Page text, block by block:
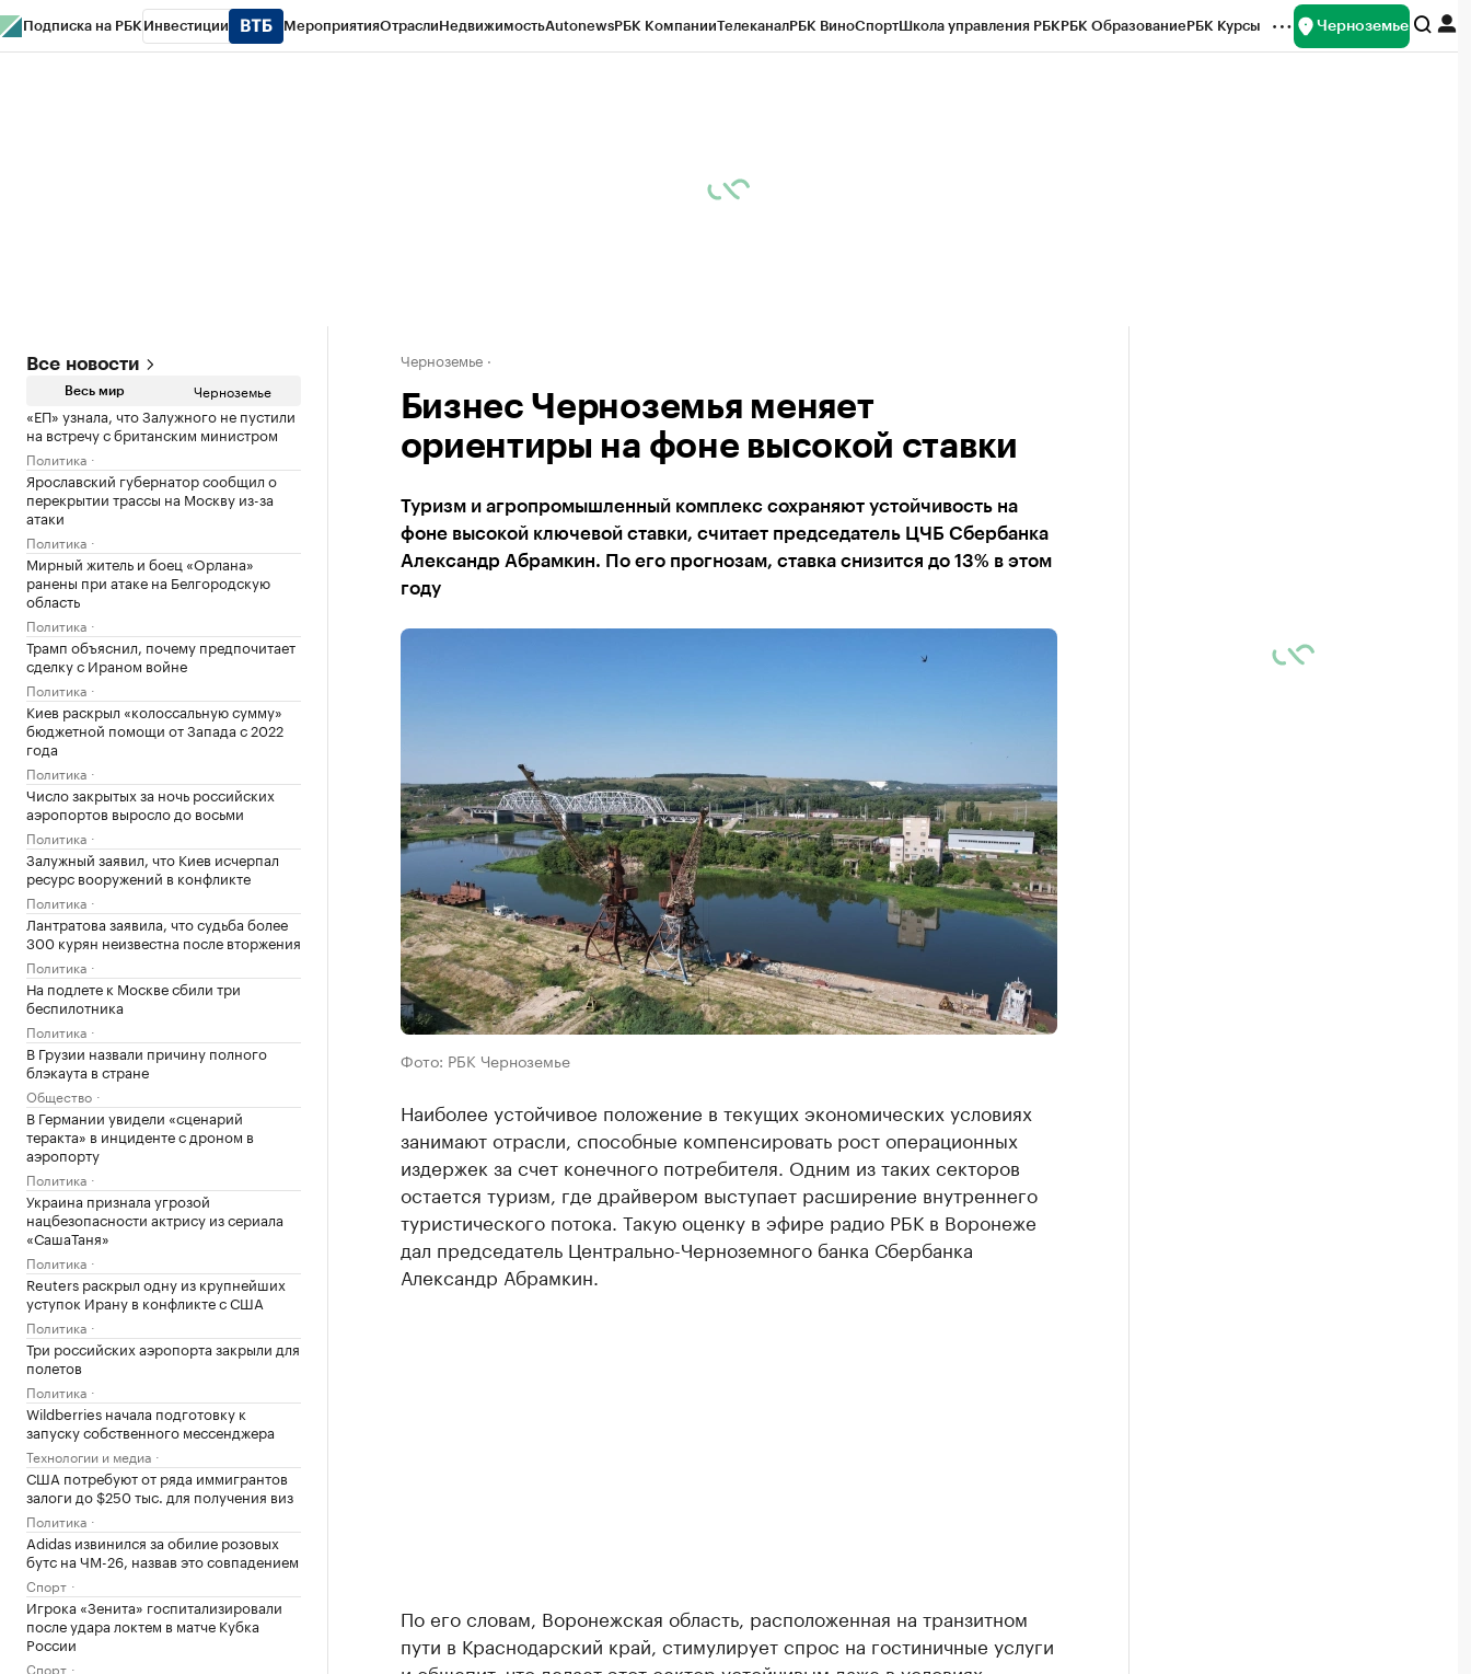
Подписка на РБК Инвестиции МероприятияОтраслиНедвижимостьAutonewsРБК КомпанииТелеканалРБК ВиноСпортШкола управления РБКРБК ОбразованиеРБК Курсы Черноземье
Все новости
Весь мир Черноземье
«ЕП» узнала, что Залужного не пустили
на встречу с британским министром
Политика
Ярославский губернатор сообщил о
перекрытии трассы на Москву из-за
атаки
Политика
Мирный житель и боец «Орлана»
ранены при атаке на Белгородскую
область
Политика
Трамп объяснил, почему предпочитает
сделку с Ираном войне
Политика
Киев раскрыл «колоссальную сумму»
бюджетной помощи от Запада с 2022
года
Политика
Число закрытых за ночь российских
аэропортов выросло до восьми
Политика
Залужный заявил, что Киев исчерпал
ресурс вооружений в конфликте
Политика
Лантратова заявила, что судьба более
300 курян неизвестна после вторжения
Политика
На подлете к Москве сбили три
беспилотника
Политика
В Грузии назвали причину полного
блэкаута в стране
Общество
В Германии увидели «сценарий
теракта» в инциденте с дроном в
аэропорту
Политика
Украина признала угрозой
нацбезопасности актрису из сериала
«СашаТаня»
Политика
Reuters раскрыл одну из крупнейших
уступок Ирану в конфликте с США
Политика
Три российских аэропорта закрыли для
полетов
Политика
Wildberries начала подготовку к
запуску собственного мессенджера
Технологии и медиа
США потребуют от ряда иммигрантов
залоги до $250 тыс. для получения виз
Политика
Adidas извинился за обилие розовых
бутс на ЧМ-26, назвав это совпадением
Спорт
Игрока «Зенита» госпитализировали
после удара локтем в матче Кубка
России
Спорт
Черноземье
Бизнес Черноземья меняет
ориентиры на фоне высокой ставки
Туризм и агропромышленный комплекс сохраняют устойчивость на
фоне высокой ключевой ставки, считает председатель ЦЧБ Сбербанка
Александр Абрамкин. По его прогнозам, ставка снизится до 13% в этом
году
Фото: РБК Черноземье
Наиболее устойчивое положение в текущих экономических условиях
занимают отрасли, способные компенсировать рост операционных
издержек за счет конечного потребителя. Одним из таких секторов
остается туризм, где драйвером выступает расширение внутреннего
туристического потока. Такую оценку в эфире радио РБК в Воронеже
дал председатель Центрально-Черноземного банка Сбербанка
Александр Абрамкин.
По его словам, Воронежская область, расположенная на транзитном
пути в Краснодарский край, стимулирует спрос на гостиничные услуги